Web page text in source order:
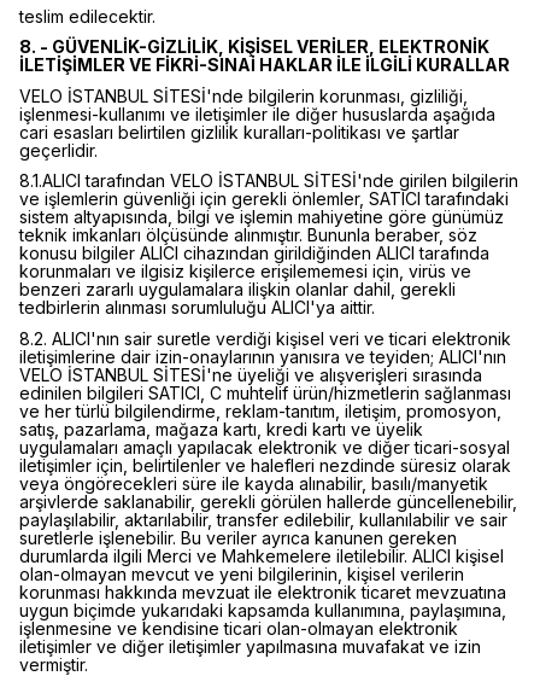
teslim edilecektir.
8. - GÜVENLİK-GİZLİLİK, KİŞİSEL VERİLER, ELEKTRONİK
İLETİŞİMLER VE FİKRİ-SINAİ HAKLAR İLE İLGİLİ KURALLAR
VELO İSTANBUL SİTESİ'nde bilgilerin korunması, gizliliği,
işlenmesi-kullanımı ve iletişimler ile diğer hususlarda aşağıda
cari esasları belirtilen gizlilik kuralları-politikası ve şartlar
geçerlidir.
8.1.ALICI tarafından VELO İSTANBUL SİTESİ'nde girilen bilgilerin
ve işlemlerin güvenliği için gerekli önlemler, SATICI tarafındaki
sistem altyapısında, bilgi ve işlemin mahiyetine göre günümüz
teknik imkanları ölçüsünde alınmıştır. Bununla beraber, söz
konusu bilgiler ALICI cihazından girildiğinden ALICI tarafında
korunmaları ve ilgisiz kişilerce erişilememesi için, virüs ve
benzeri zararlı uygulamalara ilişkin olanlar dahil, gerekli
tedbirlerin alınması sorumluluğu ALICI'ya aittir.
8.2. ALICI'nın sair suretle verdiği kişisel veri ve ticari elektronik
iletişimlerine dair izin-onaylarının yanısıra ve teyiden; ALICI'nın
VELO İSTANBUL SİTESİ'ne üyeliği ve alışverişleri sırasında
edinilen bilgileri SATICI, C muhtelif ürün/hizmetlerin sağlanması
ve her türlü bilgilendirme, reklam-tanıtım, iletişim, promosyon,
satış, pazarlama, mağaza kartı, kredi kartı ve üyelik
uygulamaları amaçlı yapılacak elektronik ve diğer ticari-sosyal
iletişimler için, belirtilenler ve halefleri nezdinde süresiz olarak
veya öngörecekleri süre ile kayda alınabilir, basılı/manyetik
arşivlerde saklanabilir, gerekli görülen hallerde güncellenebilir,
paylaşılabilir, aktarılabilir, transfer edilebilir, kullanılabilir ve sair
suretlerle işlenebilir. Bu veriler ayrıca kanunen gereken
durumlarda ilgili Merci ve Mahkemelere iletilebilir. ALICI kişisel
olan-olmayan mevcut ve yeni bilgilerinin, kişisel verilerin
korunması hakkında mevzuat ile elektronik ticaret mevzuatına
uygun biçimde yukarıdaki kapsamda kullanımına, paylaşımına,
işlenmesine ve kendisine ticari olan-olmayan elektronik
iletişimler ve diğer iletişimler yapılmasına muvafakat ve izin
vermiştir.